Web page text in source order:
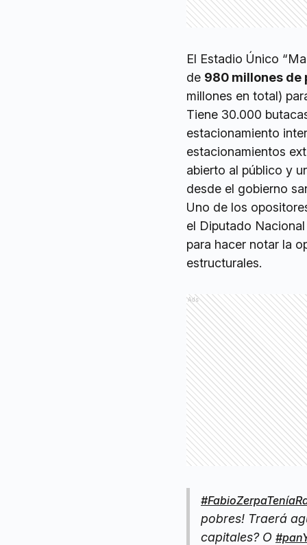
El Estadio Único
de 980 millones de
millones en total)
Tiene 30.000
estacionamiento
estacionamientos
abierto al público y
desde el gobierno
Uno de los
el Diputado
para hacer notar la
estructurales.
Ads
pobres! Traerá
capitales? O